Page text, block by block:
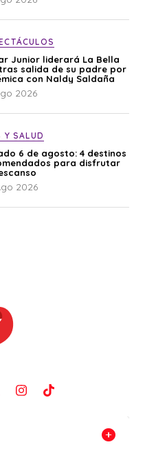
Junior liderará La Bella
salida de su padre por
con Naldy Saldaña
2026
Y SALUD
6 de agosto: 4 destinos
para disfrutar
2026